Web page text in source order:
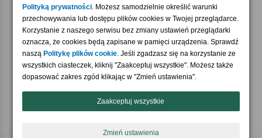
Nasi partnerzy
Polityką prywatności. Możesz samodzielnie określić warunki
przechowywania lub dostępu plików cookies w Twojej przeglądarce.
Korzystanie z naszego serwisu bez zmiany ustawień przeglądarki
oznacza, że cookies będą zapisane w pamięci urządzenia. Sprawdź
naszą Politykę plików cookie. Jeśli zgadzasz się na korzystanie ze
wszystkich ciasteczek, kliknij "Zaakceptuj wszystkie". Możesz także
dopasować zakres zgód klikając w "Zmień ustawienia".
Zaakceptuj wszystkie
Zmień ustawienia